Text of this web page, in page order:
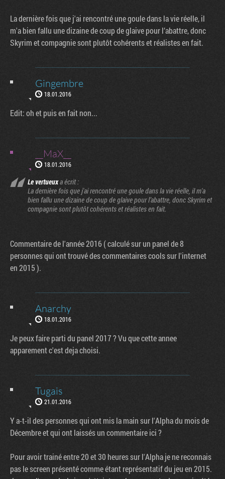
La dernière fois que j'ai rencontré une goule dans la vie réelle, il
m'a bien fallu une dizaine de coup de glaive pour l’abattre, donc
Skyrim et compagnie sont plutôt cohérents et réalistes en fait.
Gingembre
18.01.2016
Edit: oh et puis en fait non...
__MaX__
18.01.2016
Le vertueuxa écrit :
La dernière fois que j'ai rencontré une goule dans la vie réelle, il m'a
bien fallu une dizaine de coup de glaive pour l’abattre, donc Skyrim et
compagnie sont plutôt cohérents et réalistes en fait.
Commentaire de l'année 2016 ( calculé sur un panel de 8
personnes qui ont trouvé des commentaires cools sur l'internet
en 2015 ).
Anarchy
18.01.2016
Je peux faire parti du panel 2017 ? Vu que cette annee
apparement c'est deja choisi.
Tugais
21.01.2016
Y a-t-il des personnes qui ont mis la main sur l'Alpha du mois de
Décembre et qui ont laissés un commentaire ici ?
Pour avoir trainé entre 20 et 30 heures sur l'Alpha je ne reconnais
pas le screen présenté comme étant représentatif du jeu en 2015.